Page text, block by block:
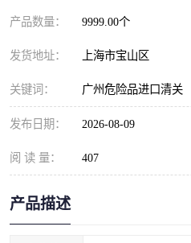
产品数量： 9999.00个
发货地址： 上海市宝山区
关键词： 广州危险品进口清关
发布日期： 2026-08-09
阅 读 量： 407
产品描述